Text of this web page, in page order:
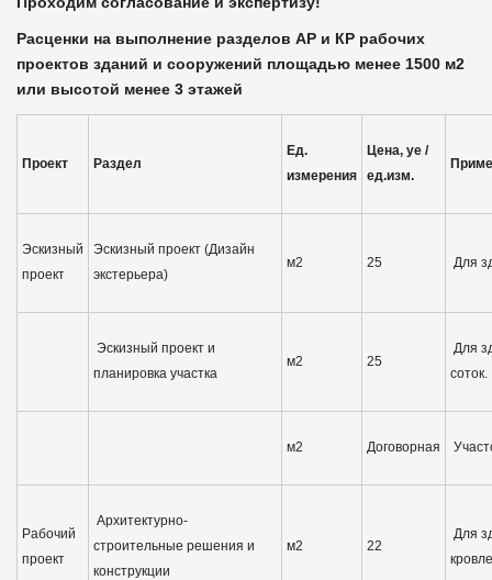
Расценки на выполнение разделов АР и КР рабочих
проектов зданий и сооружений площадью менее 1500 м2
или высотой менее 3 этажей
Проект Раздел
Ед.
измерения
Цена, уе /
ед.изм.
Эскизный
проект
Эскизный проект (Дизайн
экстерьера)
м2 25 Для
Эскизный проект и
планировка участка
м2 25
Для
соток.
м2 Договорная
Рабочий
проект
Архитектурно-
строительные решения и
конструкции
м2 22
Для